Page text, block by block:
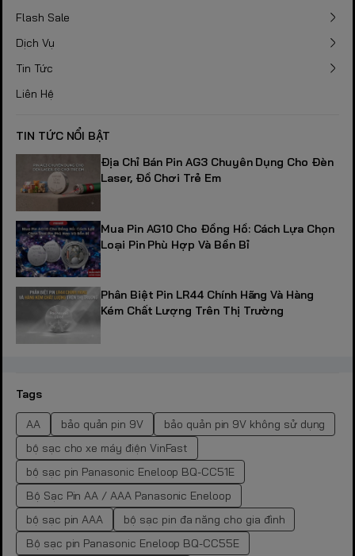
Flash Sale
Dịch Vụ
Tin Tức
Liên Hệ
TIN TỨC NỔI BẬT
Địa Chỉ Bán Pin AG3 Chuyên Dụng Cho Đèn
Laser, Đồ Chơi Trẻ Em
Mua Pin AG10 Cho Đồng Hồ: Cách Lựa Chọn
Loại Pin Phù Hợp Và Bền Bỉ
Phân Biệt Pin LR44 Chính Hãng Và Hàng
Kém Chất Lượng Trên Thị Trường
Tags
AA bảo quản pin 9V
bảo quản pin 9V không sử dụng
bộ sạc cho xe máy điện VinFast
bộ sạc pin Panasonic Eneloop BQ-CC51E
Bộ Sạc Pin AA / AAA Panasonic Eneloop
bộ sạc pin AAA
bộ sạc pin đa năng cho gia đình
Bộ sạc pin Panasonic Eneloop BQ-CC55E